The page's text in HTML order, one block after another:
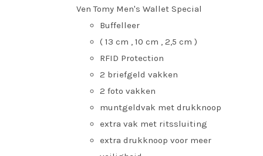
Ven Tomy Men's Wallet Special
Buffelleer
( 13 cm , 10 cm , 2,5 cm )
RFID Protection
2 briefgeld vakken
2 foto vakken
muntgeldvak met drukknoop
extra vak met ritssluiting
extra drukknoop voor meer